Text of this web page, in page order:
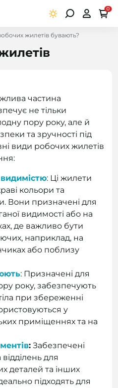
0
жилетів бувають?
частина
не тільки
пору року, але й
та зручності під
види робочих жилетів
: Ці жилети
кольори та
Вони призначені для
видимості або на
де важливо бути
наприклад, на
або поблизу
: Призначені для
року, забезпечують
при збереженні
у
приміщеннях та на
: Забезпечені
для
деталей та інших
підходять для